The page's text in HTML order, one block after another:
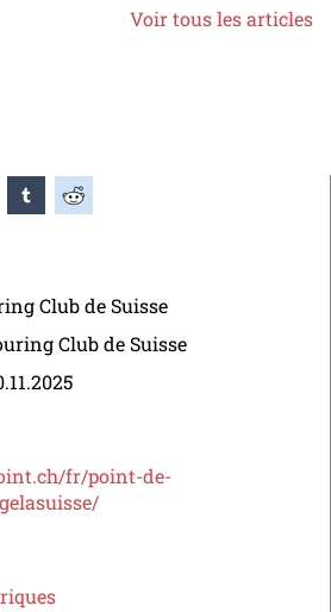
Voir tous les articles
tumblrReddit
Club de Suisse
Club de Suisse
fr/point-de-